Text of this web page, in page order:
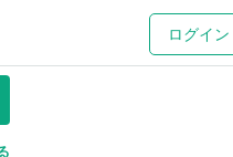
ログイン